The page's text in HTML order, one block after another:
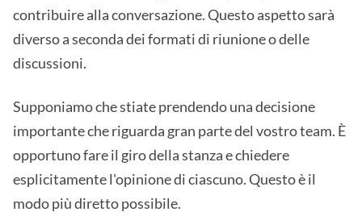
contribuire alla conversazione. Questo aspetto sarà
diverso a seconda dei formati di riunione o delle
discussioni.
Supponiamo che stiate prendendo una decisione
importante che riguarda gran parte del vostro team. È
opportuno fare il giro della stanza e chiedere
esplicitamente l'opinione di ciascuno. Questo è il
modo più diretto possibile.